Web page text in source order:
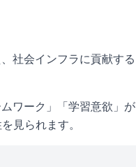
社会インフラに貢献する
ワーク」「学習意欲」が
見られます。